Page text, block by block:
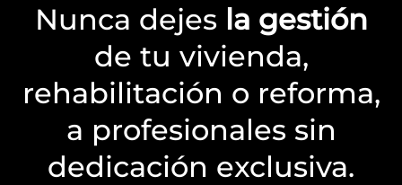
Nunca dejes la gestión
de tu vivienda,
rehabilitación o reforma,
a profesionales sin
dedicación exclusiva.